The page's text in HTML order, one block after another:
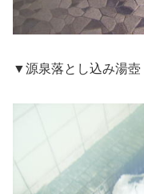
▼源泉落とし込み湯壺